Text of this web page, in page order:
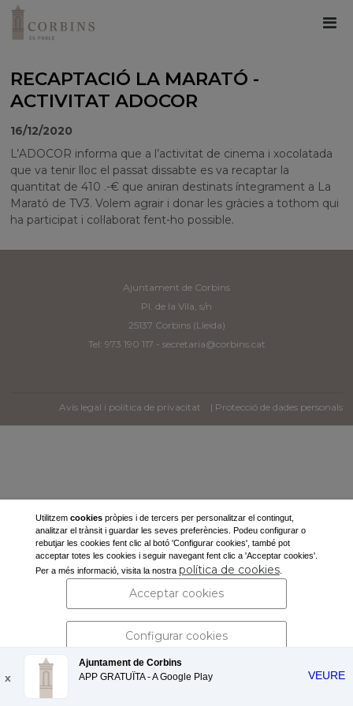
RECAPTACIÓ LA MARATÓ -
ACTIVITAT ADOCOR
16/12/2020
L’ADOCOR informa que a l’activitat de cinema i xocolatada
que va tenir lloc el passat dissabte es va recaptar la
quantitat de 410 .-€ que aniran destinats íntegrament a La
Marató de TV3. Volem agrair i donar les gràcies a tothom qui
ha participat i col·laborat fent-ho possible.
Ajuntament de Corbins
Pl. de la Vila, s/n
25137 Corbins (Lleida)
Tel: 973 190 117 - secretaria@corbins.cat
Avís legal i política de privacitat | Protecció de dades personals
Utilitzem cookiespròpies i de tercers per personalitzar el contingut,
analitzar el trànsit i guardar les seves preferències. Podeu configurar o
rebutjar les cookies fent clic al botó 'Configurar cookies', també pot
acceptar totes les cookies i seguir navegant fent clic a 'Acceptar cookies'.
Per a més informació, visita la nostra política de cookies.
Acceptar cookies
Configurar cookies
Rebutjar cookies
x
Ajuntament de Corbins
APP GRATUÏTA - AGoogle Play VEURE